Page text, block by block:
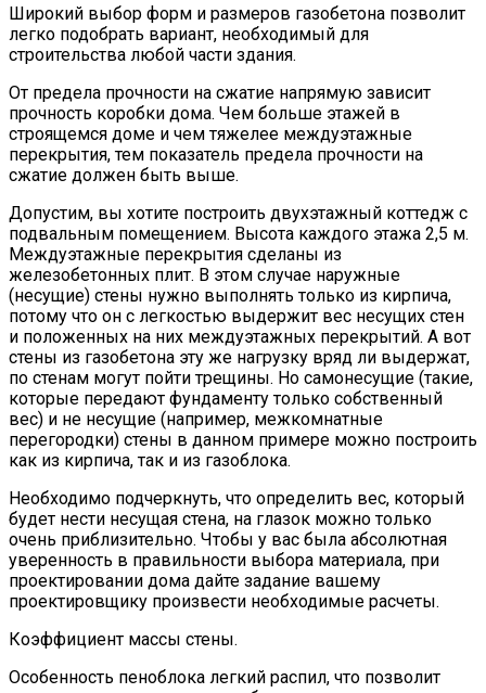
Широкий выбор форм и размеров газобетона позволит
легко подобрать вариант, необходимый для
строительства любой части здания.
От предела прочности на сжатие напрямую зависит
прочность коробки дома. Чем больше этажей в
строящемся доме и чем тяжелее междуэтажные
перекрытия, тем показатель предела прочности на
сжатие должен быть выше.
Допустим, вы хотите построить двухэтажный коттедж с
подвальным помещением. Высота каждого этажа 2,5 м.
Междуэтажные перекрытия сделаны из
железобетонных плит. В этом случае наружные
(несущие) стены нужно выполнять только из кирпича,
потому что он с легкостью выдержит вес несущих стен
и положенных на них междуэтажных перекрытий. А вот
стены из газобетона эту же нагрузку вряд ли выдержат,
по стенам могут пойти трещины. Но самонесущие (такие,
которые передают фундаменту только собственный
вес) и не несущие (например, межкомнатные
перегородки) стены в данном примере можно построить
как из кирпича, так и из газоблока.
Необходимо подчеркнуть, что определить вес, который
будет нести несущая стена, на глазок можно только
очень приблизительно. Чтобы у вас была абсолютная
уверенность в правильности выбора материала, при
проектировании дома дайте задание вашему
проектировщику произвести необходимые расчеты.
Коэффициент массы стены.
Особенность пеноблока легкий распил, что позволит